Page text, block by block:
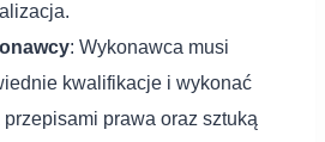
: Wykonawca musi
kwalifikacje i wykonać
prawa oraz sztuką